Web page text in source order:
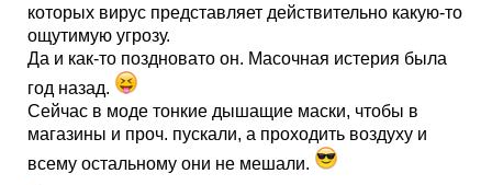
которых вирус представляет действительно какую-то
ощутимую угрозу.
Да и как-то поздновато он. Масочная истерия была
год назад.
Сейчас в моде тонкие дышащие маски, чтобы в
магазины и проч. пускали, а проходить воздуху и
всему остальному они не мешали.